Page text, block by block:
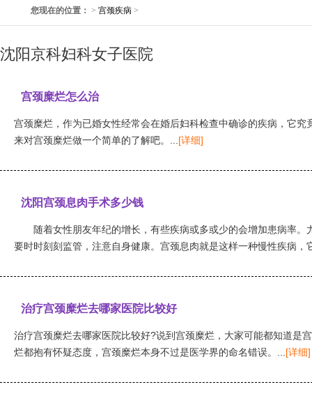
您现在的位置： > 宫颈疾病 >
沈阳京科妇科女子医院
宫颈糜烂怎么治
宫颈糜烂，作为已婚女性经常会在婚后妇科检查中确诊的疾病，它
来对宫颈糜烂做一个简单的了解吧。...[详细]
沈阳宫颈息肉手术多少钱
随着女性朋友年纪的增长，有些疾病或多或少的会增加患病率。
要时时刻刻监管，注意自身健康。宫颈息肉就是这样一种慢性疾病，
治疗宫颈糜烂去哪家医院比较好
治疗宫颈糜烂去哪家医院比较好?说到宫颈糜烂，大家可能都知道是
烂都抱有怀疑态度，宫颈糜烂本身不过是医学界的命名错误。...[详细]